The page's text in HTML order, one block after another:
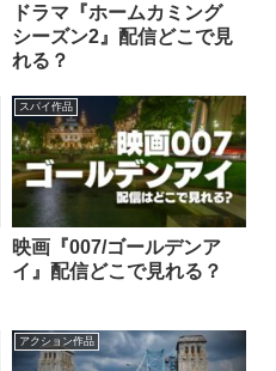
ドラマ『ホームカミング
シーズン2』配信どこで見
れる？
スパイ作品
映画『007/ゴールデンア
イ』配信どこで見れる？
アクション作品